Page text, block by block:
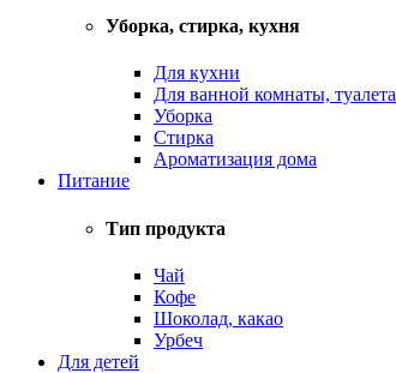
Уборка, стирка, кухня
Для кухни
Для ванной комнаты, туалета
Уборка
Стирка
Ароматизация дома
Питание
Тип продукта
Чай
Кофе
Шоколад, какао
Урбеч
Для детей